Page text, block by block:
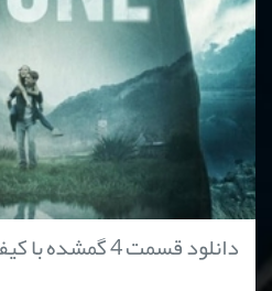
دانلود قسمت 4 گمشده با کیفیت 720